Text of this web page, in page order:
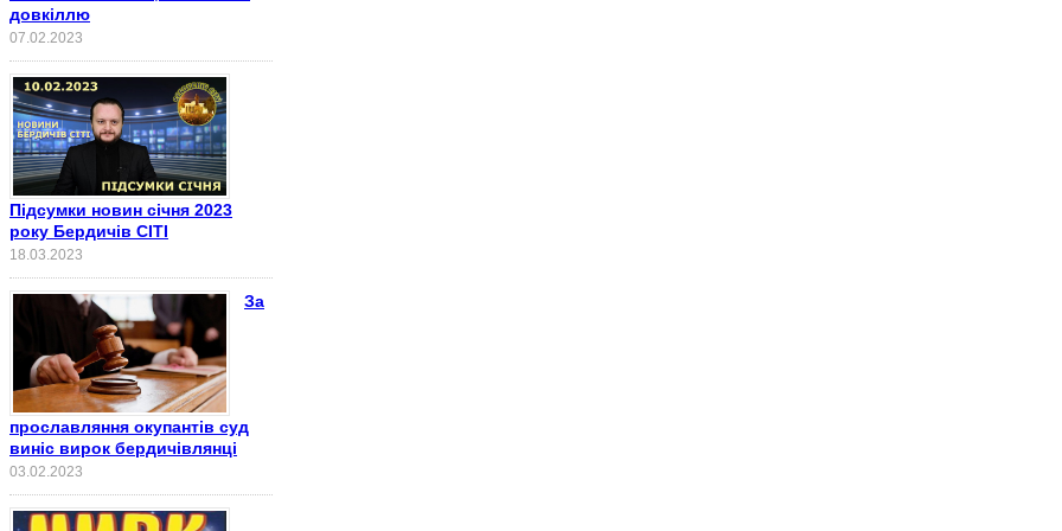
довкіллю
07.02.2023
Підсумки новин січня 2023
року Бердичів СІТІ
18.03.2023
За
прославляння окупантів суд
виніс вирок бердичівлянці
03.02.2023